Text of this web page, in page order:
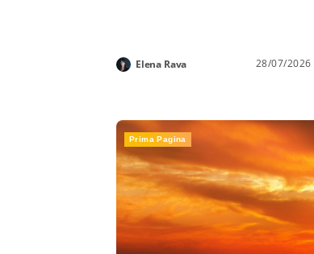
Elena Rava 28/07/2026
Prima Pagina